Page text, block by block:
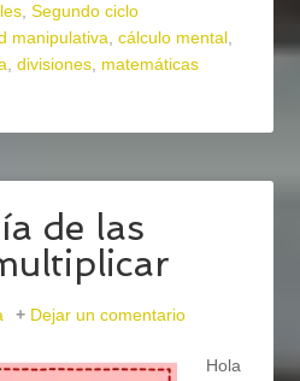
,Segundo ciclo
manipulativa,cálculo mental,
,divisiones, matemáticas
de las
Dejar un comentario
Hola